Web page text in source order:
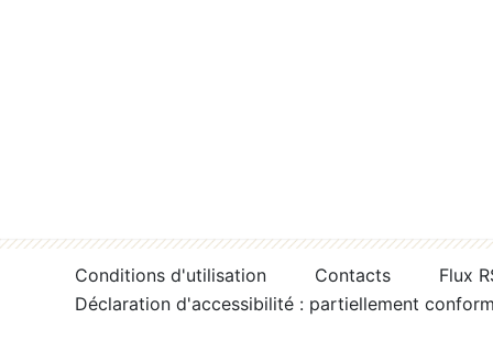
Conditions d'utilisation Contacts
Flux
Déclaration d'accessibilité : partiellement